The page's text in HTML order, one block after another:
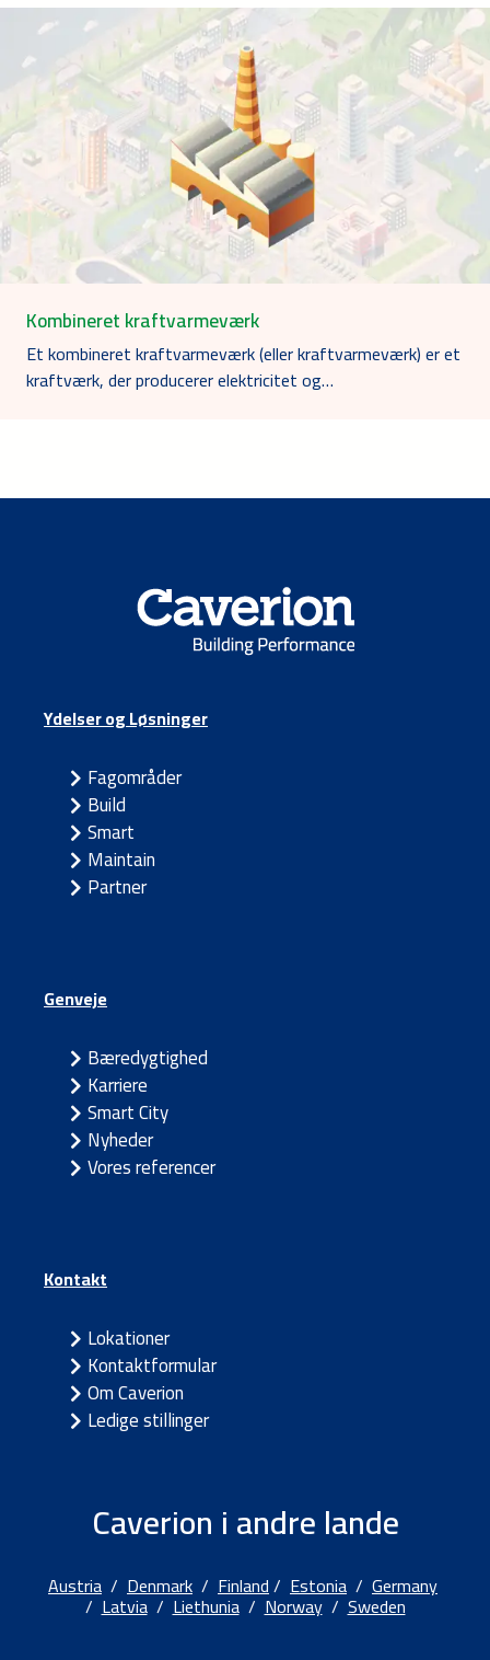
Kombineret kraftvarmeværk
Et kombineret kraftvarmeværk (eller kraftvarmeværk) er et
kraftværk, der producerer elektricitet og…
Ydelser og Løsninger
Fagområder
Build
Smart
Maintain
Partner
Genveje
Bæredygtighed
Karriere
Smart City
Nyheder
Vores referencer
Kontakt
Lokationer
Kontaktformular
Om Caverion
Ledige stillinger
Caverion i andre lande
Austria / Denmark / Finland/ Estonia / Germany
/Latvia/Liethunia/Norway/Sweden